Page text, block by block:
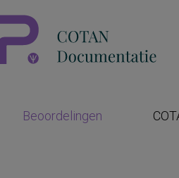
Beoordelingen